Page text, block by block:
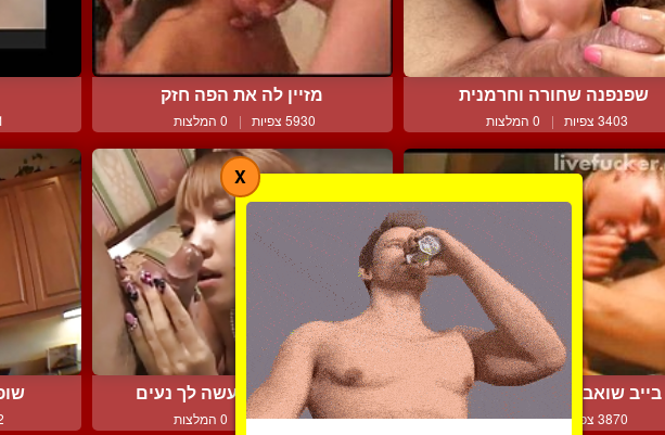
שפנפנה שחורה וחרמנית
3403 צפיות | 0 המלצות
מזיין לה את הפה חזק
5930 צפיות | 0 המלצות
בייב שואבת לי אותו ןמתענ...
3870 צפיות | 0 המלצות
הינה היפנית תעשה לך נעים
3850 צפיות | 0 המלצות
X